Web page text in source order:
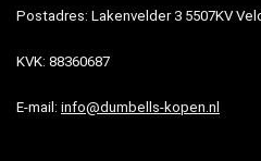
Postadres: Lakenvelder 3 5507KV
KVK: 88360687
E-mail: info@dumbells-kopen.nl